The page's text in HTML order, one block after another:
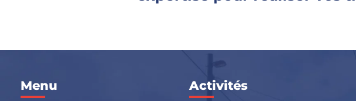
Menu Activités